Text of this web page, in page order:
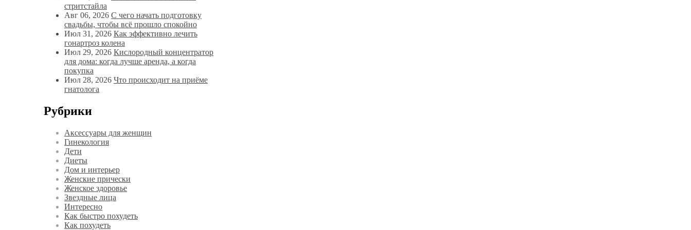
стритстайла
Авг 06, 2026 С чего начать подготовку
свадьбы, чтобы всё прошло спокойно
Июл 31, 2026 Как эффективно лечить
гонартроз колена
Июл 29, 2026 Кислородный концентратор
для дома: когда лучше аренда, а когда
покупка
Июл 28, 2026 Что происходит на приёме
гнатолога
Рубрики
Аксессуары для женщин
Гинекология
Дети
Диеты
Дом и интерьер
Женские прически
Женское здоровье
Звездные лица
Интересно
Как быстро похудеть
Как похудеть